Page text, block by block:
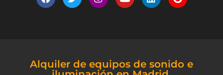
Alquiler de equipos de sonido e